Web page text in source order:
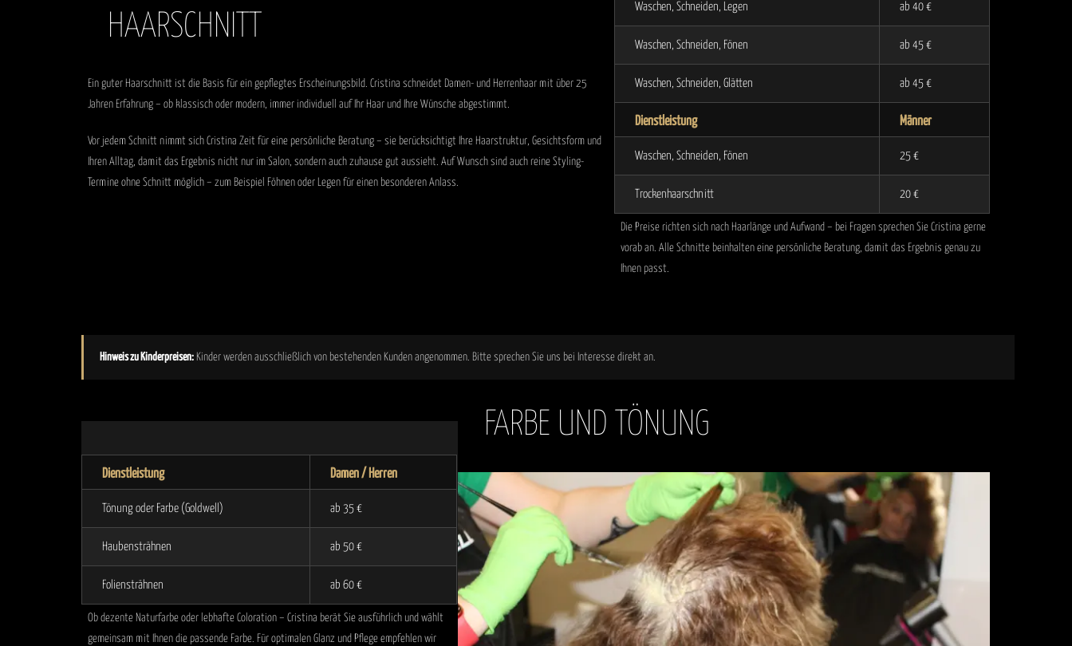
HAARSCHNITT
Ein guter Haarschnitt ist die Basis für ein gepflegtes Erscheinungsbild. Cristina schneidet Damen- und Herrenhaar mit über 25
Jahren Erfahrung – ob klassisch oder modern, immer individuell auf Ihr Haar und Ihre Wünsche abgestimmt.
Vor jedem Schnitt nimmt sich Cristina Zeit für eine persönliche Beratung – sie berücksichtigt Ihre Haarstruktur, Gesichtsform und
Ihren Alltag, damit das Ergebnis nicht nur im Salon, sondern auch zuhause gut aussieht. Auf Wunsch sind auch reine Styling-
Termine ohne Schnitt möglich – zum Beispiel Föhnen oder Legen für einen besonderen Anlass.
Waschen, Schneiden, Legen ab 40 €
Waschen, Schneiden, Fönen ab 45 €
Waschen, Schneiden, Glätten ab 45 €
Dienstleistung Männer
Waschen, Schneiden, Fönen 25 €
Trockenhaarschnitt 20 €
Die Preise richten sich nach Haarlänge und Aufwand – bei Fragen sprechen Sie Cristina gerne
vorab an. Alle Schnitte beinhalten eine persönliche Beratung, damit das Ergebnis genau zu
Ihnen passt.
Hinweis zu Kinderpreisen: Kinder werden ausschließlich von bestehenden Kunden angenommen. Bitte sprechen Sie uns bei Interesse direkt an.
Dienstleistung Damen / Herren
Tönung oder Farbe (Goldwell) ab 35 €
Haubensträhnen ab 50 €
Foliensträhnen ab 60 €
Ob dezente Naturfarbe oder lebhafte Coloration – Cristina berät Sie ausführlich und wählt
gemeinsam mit Ihnen die passende Farbe. Für optimalen Glanz und Pflege empfehlen wir
FARBE UND TÖNUNG